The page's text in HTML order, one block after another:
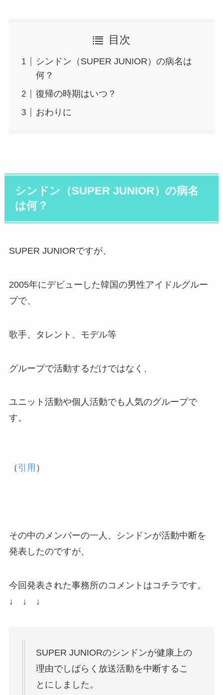
目次
シンドン（SUPER JUNIOR）の病名は
何？
復帰の時期はいつ？
おわりに
シンドン（SUPER JUNIOR）の病名
は何？
SUPER JUNIORですが、
2005年にデビューした韓国の男性アイドルグルー
プで、
歌手、タレント、モデル等
グループで活動するだけではなく、
ユニット活動や個人活動でも人気のグループで
す。
（ 引用 ）
その中のメンバーの一人、シンドンが活動中断を
発表したのですが、
今回発表された事務所のコメントはコチラです。
↓ ↓ ↓
SUPER JUNIORのシンドンが健康上の
理由でしばらく放送活動を中断するこ
とにしました。